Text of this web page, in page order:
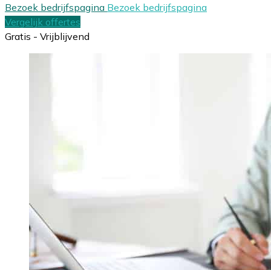
Bezoek bedrijfspagina Bezoek bedrijfspagina
Vergelijk offertes
Gratis - Vrijblijvend